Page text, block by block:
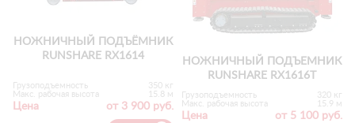
НОЖНИЧНЫЙ ПОДЪЁМНИК
RUNSHARE RX1614
Грузоподъемность
350 кг
Макс. рабочая высота
15.8 м
Цена от 3 900 руб.
НОЖНИЧНЫЙ ПОДЪЕМНИК
RUNSHARE RX1616T
Грузоподъемность
320 кг
Макс. рабочая высота
15.9 м
Цена от 5 100 руб.